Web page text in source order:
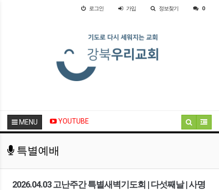
로그인 가입 정보찾기 0
MENU YOUTUBE
특별예배
2026.04.03 고난주간 특별새벽기도회 | 다섯째날 | 사명